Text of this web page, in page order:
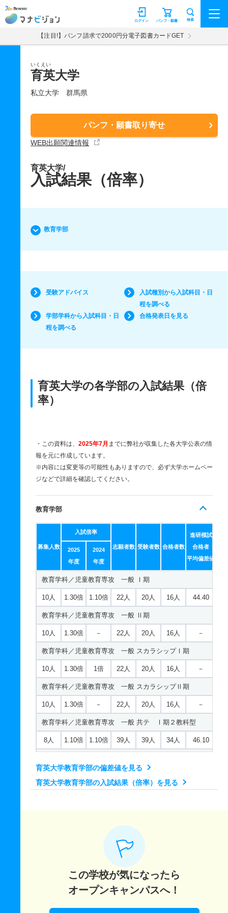
マナビジョン パンフ・願書
ログイン 検索
【注目!】パンフ請求で2000円分電子図書カードGET
いくえい
育英大学
私立大学 群馬県
パンフ・願書取り寄せ
WEB出願関連情報
育英大学/
入試結果（倍率）
教育学部
受験アドバイス
入試種別から入試科目・日
程を調べる
学部学科から入試科目・日
程を調べる
合格発表日を見る
育英大学の各学部の入試結果（倍
率）
・この資料は、 2025年7月 までに弊社が収集した各大学公表の情
報を元に作成しています。
※内容には変更等の可能性もありますので、必ず大学ホームペー
ジなどで詳細を確認してください。
教育学部
募集人数
入試倍率
志願者数 受験者数 合格者数
進研模試
合格者
平均偏差値
2025
年度
2024
年度
教育学科／児童教育専攻 一般 Ⅰ期
10人 1.30倍 1.10倍 22人 20人 16人 44.40
教育学科／児童教育専攻 一般 Ⅱ期
10人 1.30倍 － 22人 20人 16人 －
教育学科／児童教育専攻 一般 スカラシップⅠ期
10人 1.30倍 1倍 22人 20人 16人 －
教育学科／児童教育専攻 一般 スカラシップⅡ期
10人 1.30倍 － 22人 20人 16人 －
教育学科／児童教育専攻 一般 共テ Ⅰ期２教科型
8人 1.10倍 1.10倍 39人 39人 34人 46.10
教育学科／児童教育専攻 一般 ニ Ⅱ期３教科型
39人
教育学科／児童教育専攻 一般 ニ Ⅲ期２教科型
－ 39人
育英大学教育学部の偏差値を見る
育英大学教育学部の入試結果（倍率）を見る
この学校が気になったら
オープンキャンパスへ！